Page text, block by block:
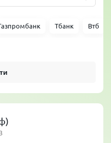
Газпромбанк Тбанк Втб